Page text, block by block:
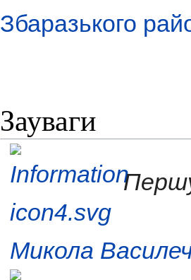
Збаразького
Зауваги
Першу
Микола